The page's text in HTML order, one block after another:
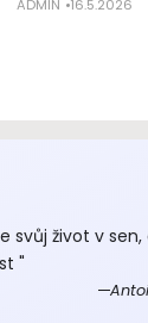
ADMIN 16.5.2026
svůj život v sen,
"